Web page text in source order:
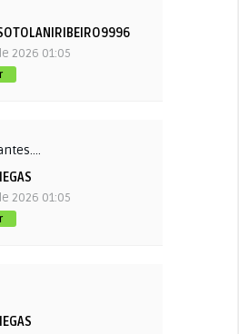
2026 01:05
2026 01:05